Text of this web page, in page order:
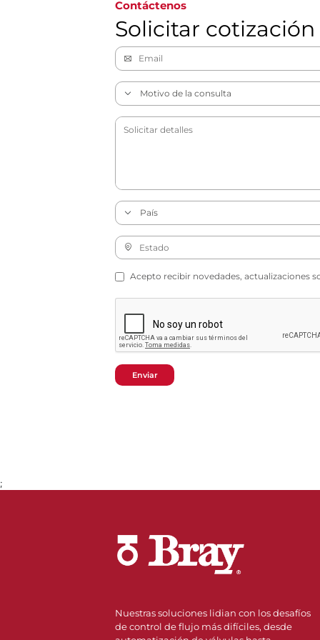
Contáctenos
Solicitar cotización
Acepto recibir novedades, actualizaciones
Enviar
;
Nuestras soluciones lidian con los desafíos
de control de flujo más difíciles, desde